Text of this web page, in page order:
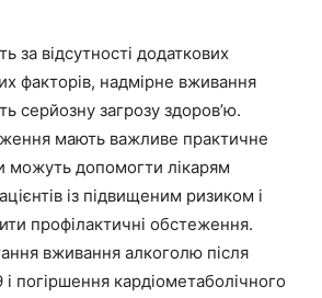
за відсутності додаткових
факторів, надмірне вживання
серйозну загрозу здоров’ю.
мають важливе практичне
можуть допомогти лікарям
із підвищеним ризиком і
профілактичні обстеження.
вживання алкоголю після
і погіршення кардіометаболічного